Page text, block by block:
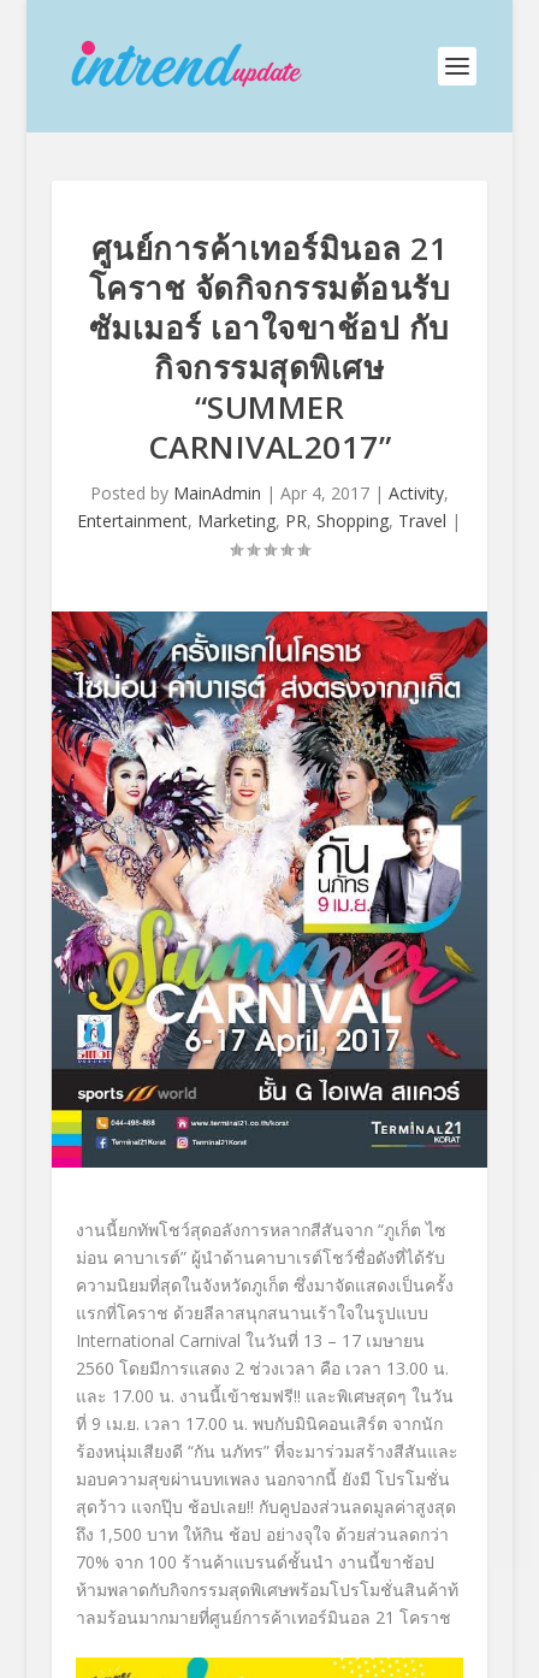
ศูนย์การค้าเทอร์มินอล 21
โคราช จัดกิจกรรมต้อนรับ
ซัมเมอร์ เอาใจขาช้อป กับ
กิจกรรมสุดพิเศษ
“SUMMER
CARNIVAL2017”
Posted by MainAdmin | Apr 4, 2017| Activity,
Entertainment, Marketing, PR,Shopping, Travel |
งานนี้ยกทัพโชว์สุดอลังการหลากสีสันจาก “ภูเก็ต ไซ
ม่อน คาบาเรต์”ผู้นำด้านคาบาเรต์โชว์ชื่อดังที่ได้รับ
ความนิยมที่สุดในจังหวัดภูเก็ต ซึ่งมาจัดแสดงเป็นครั้ง
แรกที่โคราช ด้วยลีลาสนุกสนานเร้าใจในรูปแบบ
International Carnival ในวันที่ 13 – 17เมษายน
2560 โดยมีการแสดง 2 ช่วงเวลา คือ เวลา 13.00 น.
และ 17.00 น. งานนี้เข้าชมฟรี!! และพิเศษสุดๆ ในวัน
ที่ 9 เม.ย. เวลา 17.00 น. พบกับมินิคอนเสิร์ต จากนัก
ร้องหนุ่มเสียงดี “กัน นภัทร”ที่จะมาร่วมสร้างสีสันและ
มอบความสุขผ่านบทเพลง นอกจากนี้ ยังมี โปรโมชั่น
สุดว้าว แจกปุ๊บ ช้อปเลย!! กับคูปองส่วนลดมูลค่าสูงสุด
ถึง 1,500 บาท ให้กิน ช้อป อย่างจุใจ ด้วยส่วนลดกว่า
70% จาก 100 ร้านค้าแบรนด์ชั้นนำ งานนี้ขาช้อป
ห้ามพลาดกับกิจกรรมสุดพิเศษพร้อมโปรโมชั่นสินค้าท้
าลมร้อนมากมายที่ศูนย์การค้าเทอร์มินอล 21 โคราช